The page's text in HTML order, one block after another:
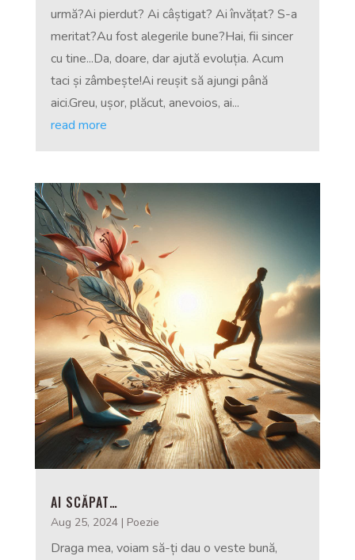
urmă?Ai pierdut? Ai câștigat? Ai învățat? S-a
meritat?Au fost alegerile bune?Hai, fii sincer
cu tine...Da, doare, dar ajută evoluția. Acum
taci și zâmbește!Ai reușit să ajungi până
aici.Greu, ușor, plăcut, anevoios, ai...
read more
AI SCĂPAT…
Aug 25, 2024| Poezie
Draga mea, voiam să-ți dau o veste bună,